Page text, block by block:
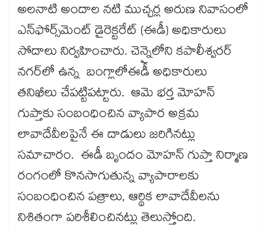
అలనాటి అందాల నటి ముచ్చర్ల అరుణ నివాసంలో
ఎన్‌ఫోర్స్‌మెంట్ డైరెక్టరేట్ (ఈడీ) అధికారులు
సోదాలు నిర్వహించారు. చెన్నైలోని కపాలీశ్వరర్
నగర్‌లో ఉన్న బంగ్లాలోఈడీ అధికారులు
తనిఖీలు చేపట్టిపట్టారు. ఆమె భర్త మోహన్‌
గుప్తాకు సంబంధించిన వ్యాపార అక్రమ
లావాదేవీలపైనే ఈ దాడులు జరిగినట్లు
సమాచారం. ఈడీ బృందం మోహన్‌ గుప్తా నిర్మాణ
రంగంలో కొనసాగుతున్న వ్యాపారాలకు
సంబంధించిన పత్రాలు, ఆర్థిక లావాదేవీలను
నిశితంగా పరిశీలించినట్లు తెలుస్తోంది.